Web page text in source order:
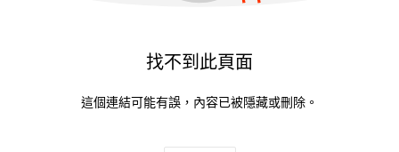
找不到此頁面
這個連結可能有誤，內容已被隱藏或刪除。